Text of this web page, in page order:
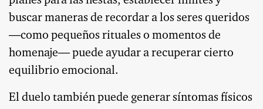
buscar maneras de recordar a los seres queridos
—como pequeños rituales o momentos de
homenaje— puede ayudar a recuperar cierto
equilibrio emocional.
El duelo también puede generar síntomas físicos